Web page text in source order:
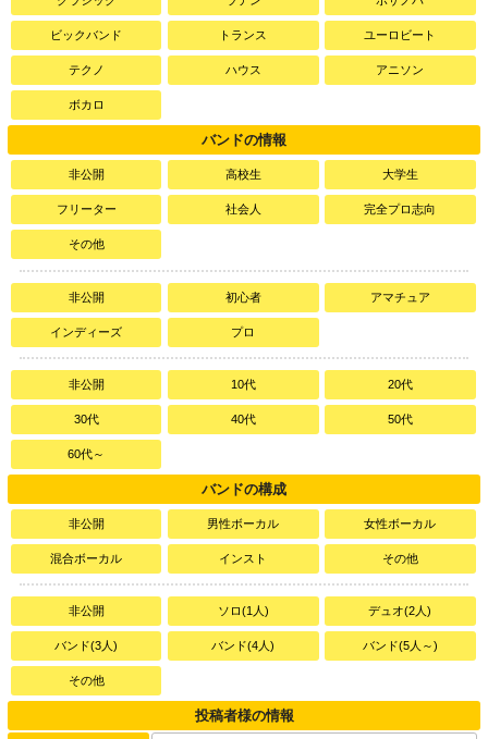
ビックバンド トランス ユーロビート
テクノ ハウス アニソン
ボカロ
バンドの情報
非公開 高校生 大学生
フリーター 社会人 完全プロ志向
その他
非公開 初心者 アマチュア
インディーズ プロ
非公開 10代 20代
30代 40代 50代
60代～
バンドの構成
非公開 男性ボーカル 女性ボーカル
混合ボーカル インスト その他
非公開 ソロ(1人) デュオ(2人)
バンド(3人) バンド(4人) バンド(5人～)
その他
投稿者様の情報